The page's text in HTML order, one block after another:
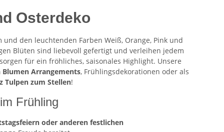
Osterdeko
und den leuchtenden Farben Weiß, Orange, Pink und
Blüten sind liebevoll gefertigt und verleihen jedem
für ein fröhliches, saisonales Highlight. Unsere
Blumen Arrangements, Frühlingsdekorationen oder als
Tulpen zum Stellen!
Frühling
oder anderen festlichen